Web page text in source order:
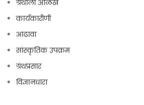
ग्रंथाली ओळख
कार्यकारीणी
आढावा
सांस्कृतिक उपक्रम
ग्रंथप्रसार
विज्ञानधारा